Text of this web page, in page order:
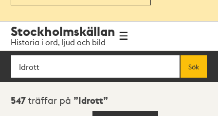
navigationen
huvudinnehållet
Stockholmskällan
Historia i ord, ljud och bild
Sök
Sök
Sökresultat
547 träffar på Idrott